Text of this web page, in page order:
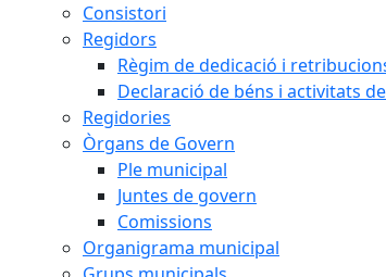
Consistori
Regidors
Règim de dedicació i
Declaració de béns i activitats
Regidories
Òrgans de Govern
Ple municipal
Juntes de govern
Comissions
Organigrama municipal